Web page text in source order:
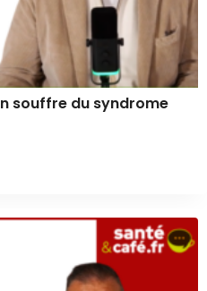
souffre du syndrome